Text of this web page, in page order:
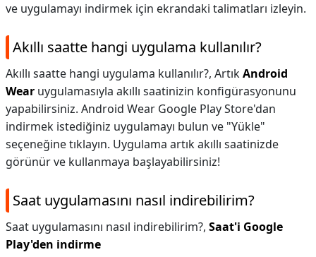
ve uygulamayı indirmek için ekrandaki talimatları izleyin.
Akıllı saatte hangi uygulama kullanılır?
Akıllı saatte hangi uygulama kullanılır?, ArtıkAndroid
Wear uygulamasıyla akıllı saatinizin konfigürasyonunu
yapabilirsiniz. Android Wear Google Play Store'dan
indirmek istediğiniz uygulamayı bulun ve "Yükle"
seçeneğine tıklayın. Uygulama artık akıllı saatinizde
görünür ve kullanmaya başlayabilirsiniz!
Saat uygulamasını nasıl indirebilirim?
Saat uygulamasını nasıl indirebilirim?, Saat'i Google
Play'den indirme